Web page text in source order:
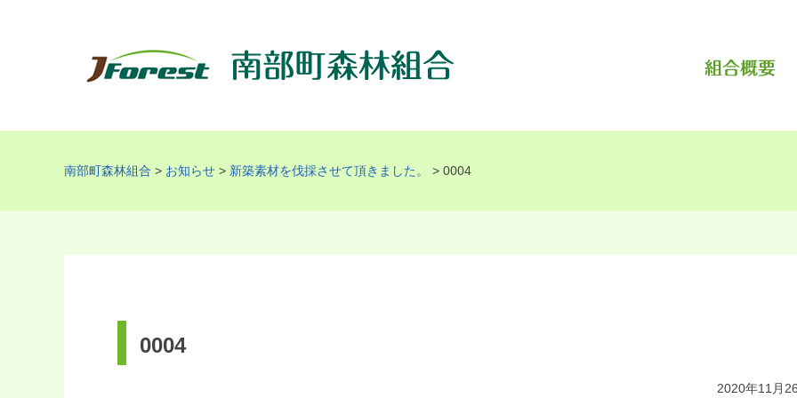
南部町森林組合 > お知らせ > 新築素材を伐採させて頂きました。 > 0004
0004
2020年11月